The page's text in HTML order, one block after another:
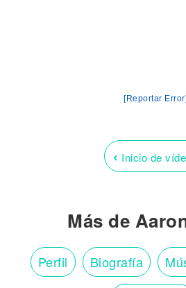
[Reportar
‹ Inicio de
Más de
Perfil Biografía